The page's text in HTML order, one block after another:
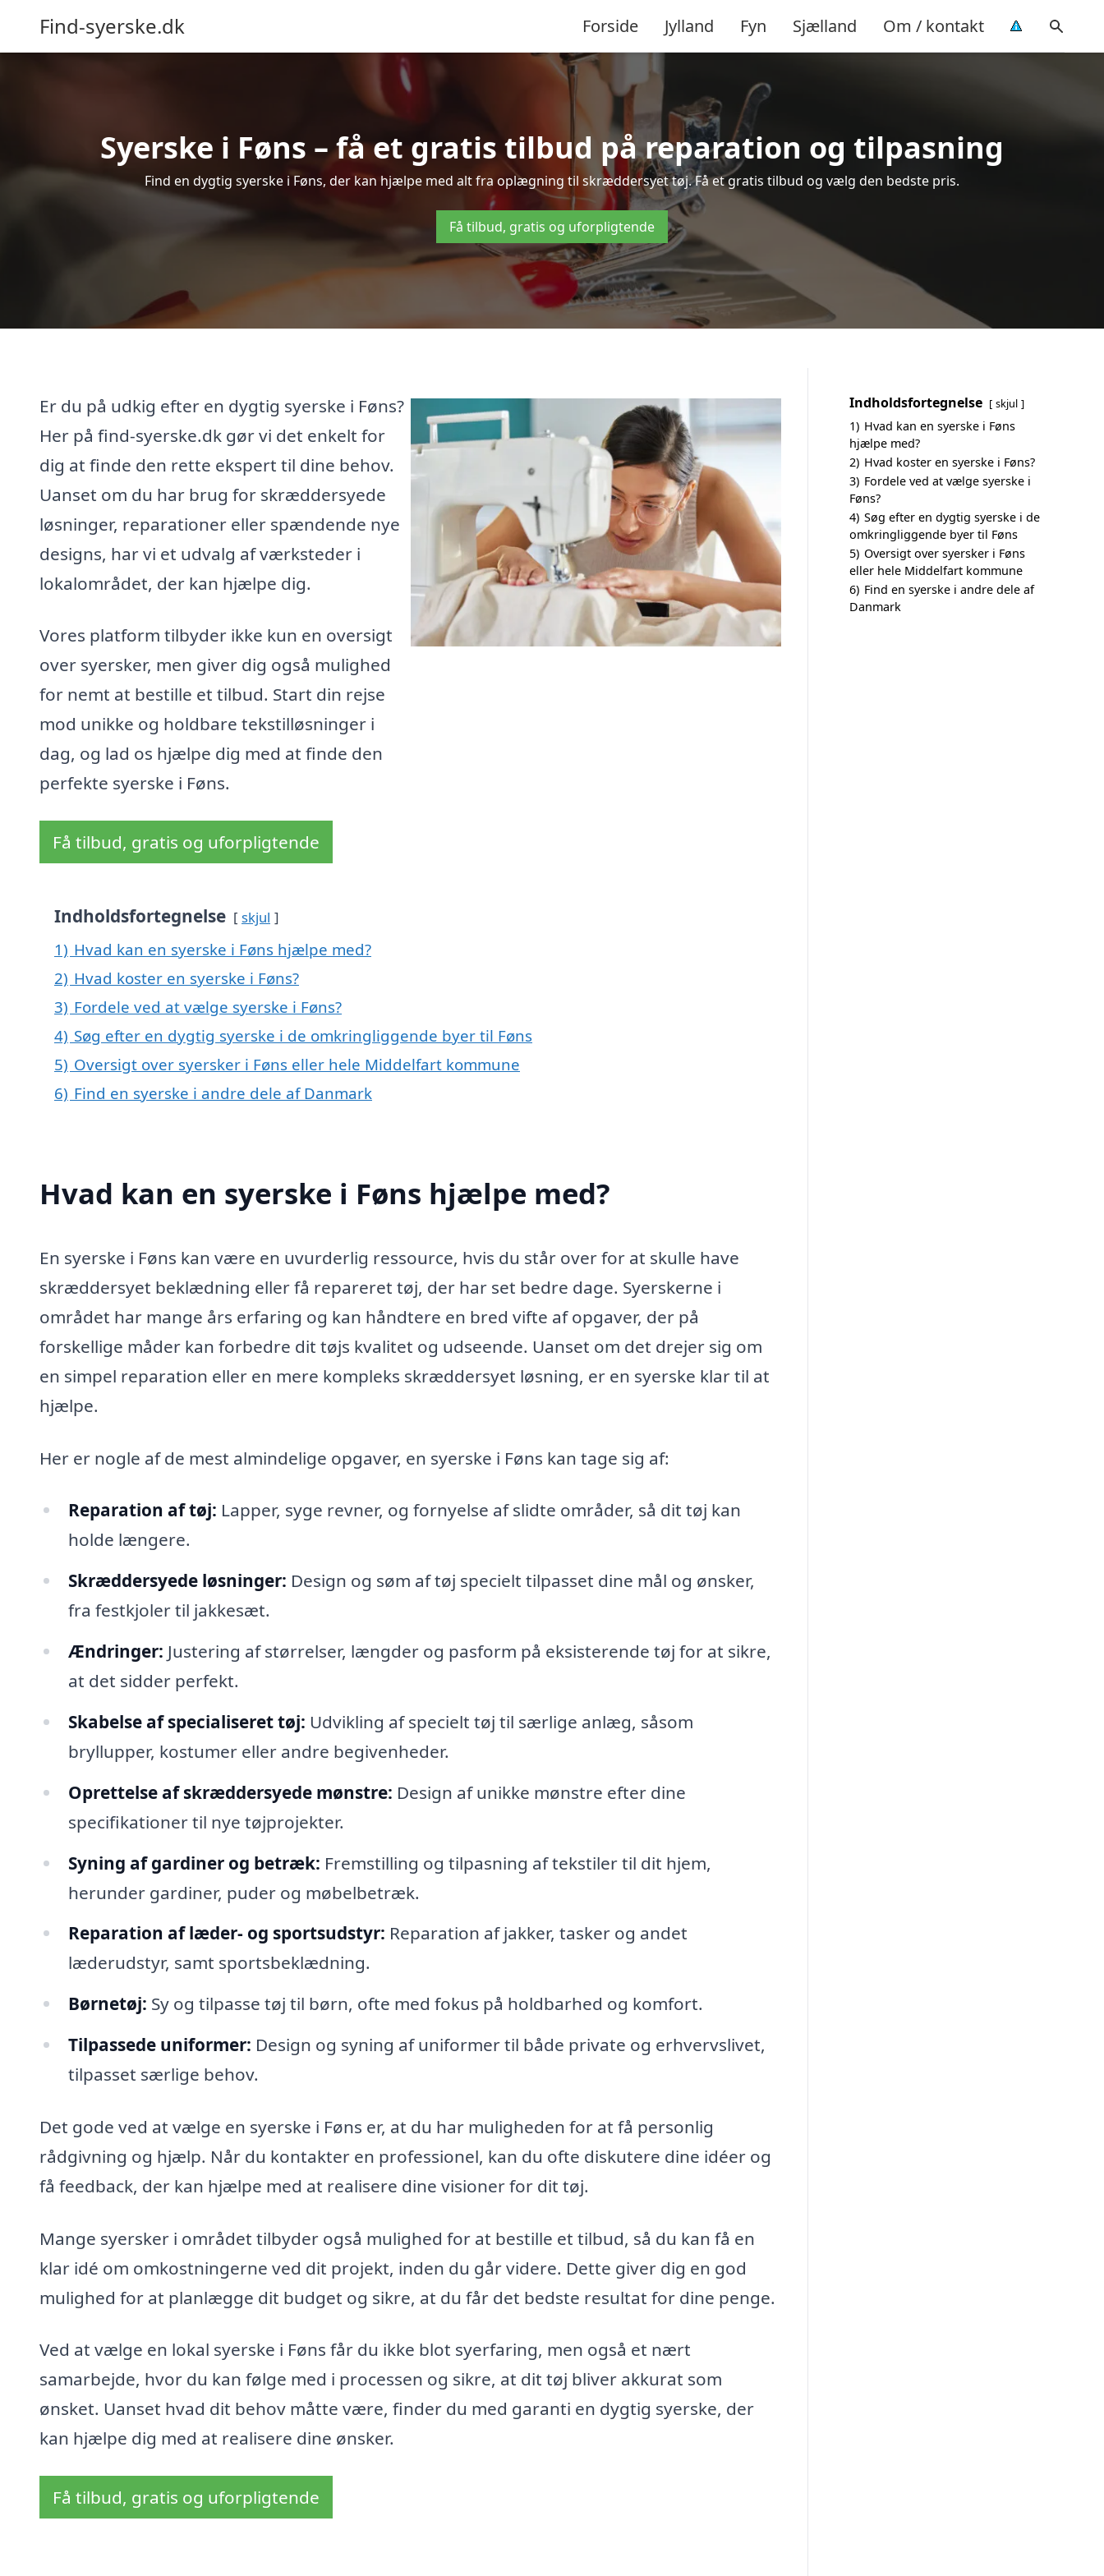
Find-syerske.dk Forside Jylland Fyn Sjælland Om / kontakt
Syerske i Føns – få et gratis tilbud på reparation og tilpasning
Find en dygtig syerske i Føns, der kan hjælpe med alt fra oplægning til skræddersyet tøj. Få et gratis tilbud og vælg den bedste pris.
Få tilbud, gratis og uforpligtende
Er du på udkig efter en dygtig syerske i Føns?
Her på find-syerske.dk gør vi det enkelt for
dig at finde den rette ekspert til dine behov.
Uanset om du har brug for skræddersyede
løsninger, reparationer eller spændende nye
designs, har vi et udvalg af værksteder i
lokalområdet, der kan hjælpe dig.
Vores platform tilbyder ikke kun en oversigt
over syersker, men giver dig også mulighed
for nemt at bestille et tilbud. Start din rejse
mod unikke og holdbare tekstilløsninger i
dag, og lad os hjælpe dig med at finde den
perfekte syerske i Føns.
Få tilbud, gratis og uforpligtende
Indholdsfortegnelse skjul
1) Hvad kan en syerske i Føns hjælpe med?
2) Hvad koster en syerske i Føns?
3) Fordele ved at vælge syerske i Føns?
4) Søg efter en dygtig syerske i de omkringliggende byer til Føns
5) Oversigt over syersker i Føns eller hele Middelfart kommune
6) Find en syerske i andre dele af Danmark
Hvad kan en syerske i Føns hjælpe med?
En syerske i Føns kan være en uvurderlig ressource, hvis du står over for at skulle have
skræddersyet beklædning eller få repareret tøj, der har set bedre dage. Syerskerne i
området har mange års erfaring og kan håndtere en bred vifte af opgaver, der på
forskellige måder kan forbedre dit tøjs kvalitet og udseende. Uanset om det drejer sig om
en simpel reparation eller en mere kompleks skræddersyet løsning, er en syerske klar til at
hjælpe.
Her er nogle af de mest almindelige opgaver, en syerske i Føns kan tage sig af:
Reparation af tøj: Lapper, syge revner, og fornyelse af slidte områder, så dit tøj kan
holde længere.
Skræddersyede løsninger: Design og søm af tøj specielt tilpasset dine mål og ønsker,
fra festkjoler til jakkesæt.
Ændringer: Justering af størrelser, længder og pasform på eksisterende tøj for at sikre,
at det sidder perfekt.
Skabelse af specialiseret tøj: Udvikling af specielt tøj til særlige anlæg, såsom
bryllupper, kostumer eller andre begivenheder.
Oprettelse af skræddersyede mønstre: Design af unikke mønstre efter dine
specifikationer til nye tøjprojekter.
Syning af gardiner og betræk: Fremstilling og tilpasning af tekstiler til dit hjem,
herunder gardiner, puder og møbelbetræk.
Reparation af læder- og sportsudstyr: Reparation af jakker, tasker og andet
læderudstyr, samt sportsbeklædning.
Børnetøj: Sy og tilpasse tøj til børn, ofte med fokus på holdbarhed og komfort.
Tilpassede uniformer: Design og syning af uniformer til både private og erhvervslivet,
tilpasset særlige behov.
Det gode ved at vælge en syerske i Føns er, at du har muligheden for at få personlig
rådgivning og hjælp. Når du kontakter en professionel, kan du ofte diskutere dine idéer og
få feedback, der kan hjælpe med at realisere dine visioner for dit tøj.
Mange syersker i området tilbyder også mulighed for at bestille et tilbud, så du kan få en
klar idé om omkostningerne ved dit projekt, inden du går videre. Dette giver dig en god
mulighed for at planlægge dit budget og sikre, at du får det bedste resultat for dine penge.
Ved at vælge en lokal syerske i Føns får du ikke blot syerfaring, men også et nært
samarbejde, hvor du kan følge med i processen og sikre, at dit tøj bliver akkurat som
ønsket. Uanset hvad dit behov måtte være, finder du med garanti en dygtig syerske, der
kan hjælpe dig med at realisere dine ønsker.
Få tilbud, gratis og uforpligtende
Indholdsfortegnelse skjul
1) Hvad kan en syerske i Føns
hjælpe med?
2) Hvad koster en syerske i Føns?
3) Fordele ved at vælge syerske i
Føns?
4) Søg efter en dygtig syerske i de
omkringliggende byer til Føns
5) Oversigt over syersker i Føns
eller hele Middelfart kommune
6) Find en syerske i andre dele af
Danmark